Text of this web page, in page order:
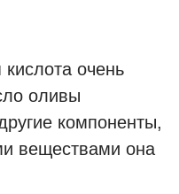
очень
оливы
компоненты,
веществами она